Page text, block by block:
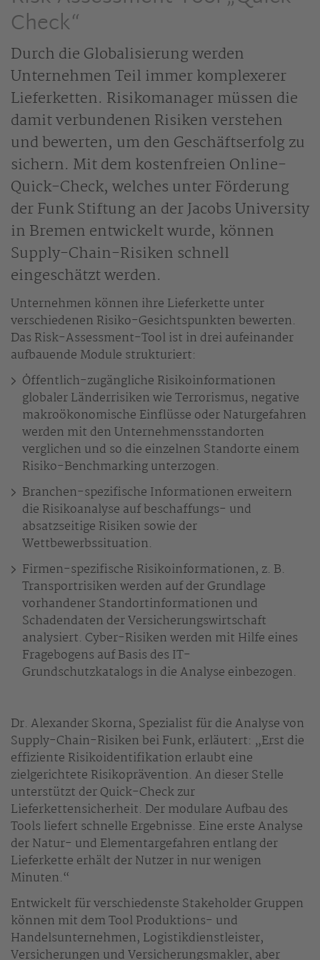
Check“
Durch die Globalisierung werden
Unternehmen Teil immer komplexerer
Lieferketten. Risikomanager müssen die
damit verbundenen Risiken verstehen
und bewerten, um den Geschäftserfolg zu
sichern. Mit dem kostenfreien Online-
Quick-Check, welches unter Förderung
der Funk Stiftung an der Jacobs University
in Bremen entwickelt wurde, können
Supply-Chain-Risiken schnell
eingeschätzt werden.
Unternehmen können ihre Lieferkette unter
verschiedenen Risiko-Gesichtspunkten bewerten.
Das Risk-Assessment-Tool ist in drei aufeinander
aufbauende Module strukturiert:
Öffentlich-zugängliche Risikoinformationen
globaler Länderrisiken wie Terrorismus, negative
makroökonomische Einflüsse oder Naturgefahren
werden mit den Unternehmensstandorten
verglichen und so die einzelnen Standorte einem
Risiko-Benchmarking unterzogen.
Branchen-spezifische Informationen erweitern
die Risikoanalyse auf beschaffungs- und
absatzseitige Risiken sowie der
Wettbewerbssituation.
Firmen-spezifische Risikoinformationen, z. B.
Transportrisiken werden auf der Grundlage
vorhandener Standortinformationen und
Schadendaten der Versicherungswirtschaft
analysiert. Cyber-Risiken werden mit Hilfe eines
Fragebogens auf Basis des IT-
Grundschutzkatalogs in die Analyse einbezogen.
Dr. Alexander Skorna, Spezialist für die Analyse von
Supply-Chain-Risiken bei Funk, erläutert: „Erst die
effiziente Risikoidentifikation erlaubt eine
zielgerichtete Risikoprävention. An dieser Stelle
unterstützt der Quick-Check zur
Lieferkettensicherheit. Der modulare Aufbau des
Tools liefert schnelle Ergebnisse. Eine erste Analyse
der Natur- und Elementargefahren entlang der
Lieferkette erhält der Nutzer in nur wenigen
Minuten.“
Entwickelt für verschiedenste Stakeholder Gruppen
können mit dem Tool Produktions- und
Handelsunternehmen, Logistikdienstleister,
Versicherungen und Versicherungsmakler, aber